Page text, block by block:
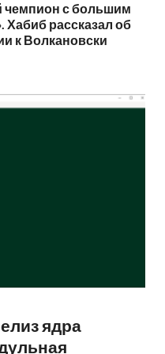
чемпион с большим
Хабиб рассказал об
к Волкановски
ядра